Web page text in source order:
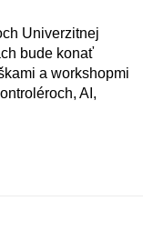
Univerzitnej
bude konať
a workshopmi
AI,